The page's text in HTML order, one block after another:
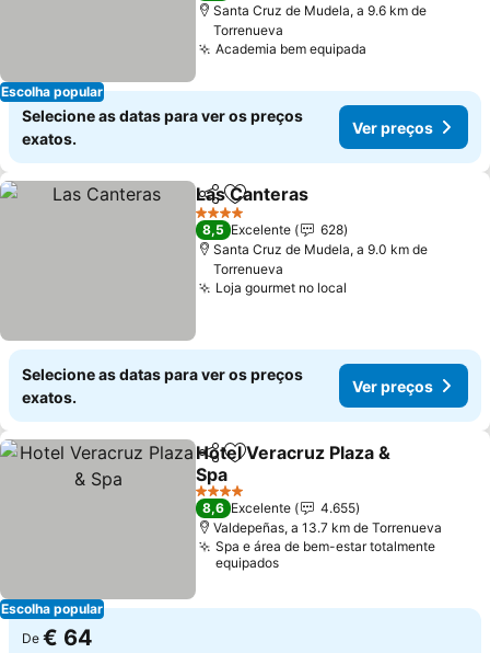
Escolha popular
Santa Cruz de Mudela, a 9.6 km de
Torrenueva
Academia bem equipada
Selecione as datas para ver os preços
exatos.
Ver preços
PartilharAdicionar aos favoritos
Las Canteras
4 Estrelas
8,5 Excelente
628
Santa Cruz de Mudela, a 9.0 km de
Torrenueva
Loja gourmet no local
Selecione as datas para ver os preços
exatos.
Ver preços
Escolha popular
PartilharAdicionar aos favoritos
Hotel Veracruz Plaza &
Spa
Ver preços
4 Estrelas
8,6 Excelente
4.655
Valdepeñas, a 13.7 km de Torrenueva
Spa e área de bem-estar totalmente
equipados
De € 64